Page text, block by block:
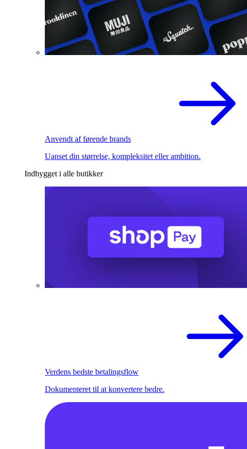
Anvendt af førende brands
Uanset din størrelse, kompleksitet eller ambition.
Indbygget i alle butikker
Verdens bedste betalingsflow
Dokumenteret til at konvertere bedre.